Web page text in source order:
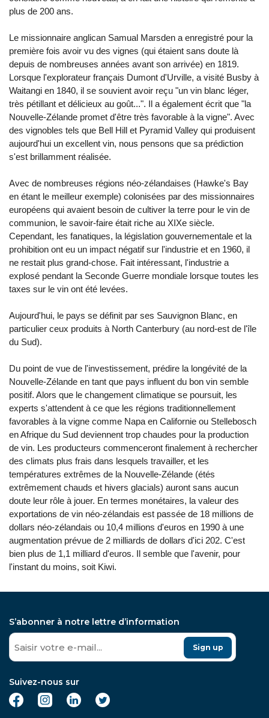
plus de 200 ans.
Le missionnaire anglican Samual Marsden a enregistré pour la
première fois avoir vu des vignes (qui étaient sans doute là
depuis de nombreuses années avant son arrivée) en 1819.
Lorsque l'explorateur français Dumont d'Urville, a visité Busby à
Waitangi en 1840, il se souvient avoir reçu "un vin blanc léger,
très pétillant et délicieux au goût...". Il a également écrit que "la
Nouvelle-Zélande promet d'être très favorable à la vigne". Avec
des vignobles tels que Bell Hill et Pyramid Valley qui produisent
aujourd'hui un excellent vin, nous pensons que sa prédiction
s'est brillamment réalisée.
Avec de nombreuses régions néo-zélandaises (Hawke's Bay
en étant le meilleur exemple) colonisées par des missionnaires
européens qui avaient besoin de cultiver la terre pour le vin de
communion, le savoir-faire était riche au XIXe siècle.
Cependant, les fanatiques, la législation gouvernementale et la
prohibition ont eu un impact négatif sur l'industrie et en 1960, il
ne restait plus grand-chose. Fait intéressant, l'industrie a
explosé pendant la Seconde Guerre mondiale lorsque toutes les
taxes sur le vin ont été levées.
Aujourd'hui, le pays se définit par ses Sauvignon Blanc, en
particulier ceux produits à North Canterbury (au nord-est de l'île
du Sud).
Du point de vue de l'investissement, prédire la longévité de la
Nouvelle-Zélande en tant que pays influent du bon vin semble
positif. Alors que le changement climatique se poursuit, les
experts s'attendent à ce que les régions traditionnellement
favorables à la vigne comme Napa en Californie ou Stellebosch
en Afrique du Sud deviennent trop chaudes pour la production
de vin. Les producteurs commenceront finalement à rechercher
des climats plus frais dans lesquels travailler, et les
températures extrêmes de la Nouvelle-Zélande (étés
extrêmement chauds et hivers glacials) auront sans aucun
doute leur rôle à jouer. En termes monétaires, la valeur des
exportations de vin néo-zélandais est passée de 18 millions de
dollars néo-zélandais ou 10,4 millions d'euros en 1990 à une
augmentation prévue de 2 milliards de dollars d'ici 202. C'est
bien plus de 1,1 milliard d'euros. Il semble que l'avenir, pour
l'instant du moins, soit Kiwi.
S’abonner à notre lettre d’information
Sign up
Suivez-nous sur